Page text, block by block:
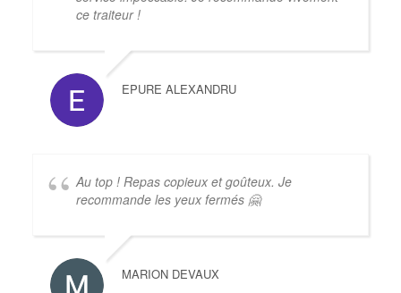
ce traiteur !
EPURE ALEXANDRU
Au top ! Repas copieux et goûteux. Je
recommande les yeux fermés 🤗
MARION DEVAUX